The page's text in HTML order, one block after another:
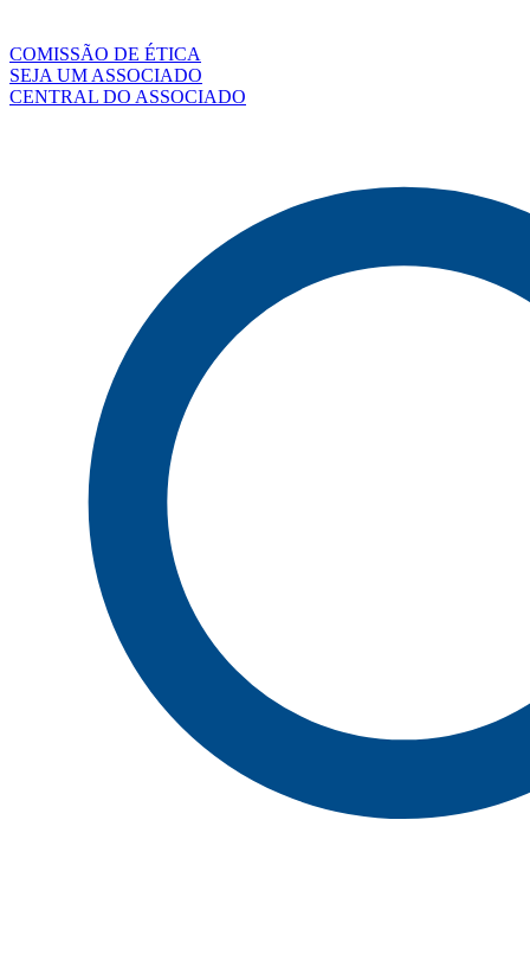
COMISSÃO DE ÉTICA
SEJA UM ASSOCIADO
CENTRAL DO ASSOCIADO